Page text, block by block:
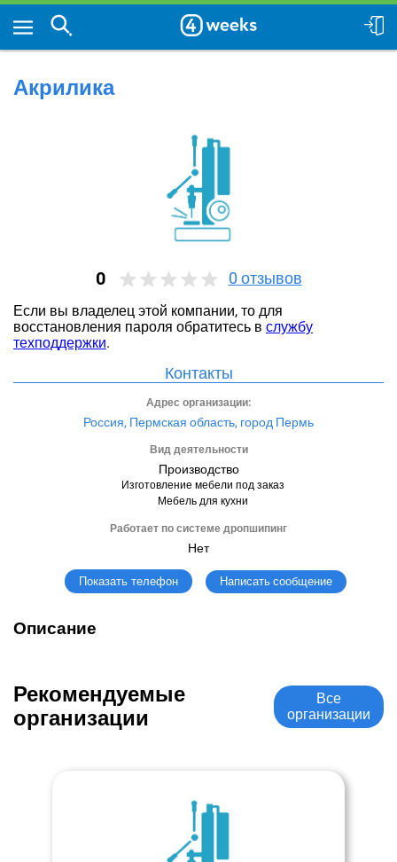
Акрилика
0 0 отзывов
Если вы владелец этой компании, то для
восстановления пароля обратитесь в службу
техподдержки.
Контакты
Адрес организации:
Россия, Пермская область, город Пермь
Вид деятельности
Производство
Изготовление мебели под заказ
Мебель для кухни
Работает по системе дропшипинг
Нет
Показать телефон Написать сообщение
Описание
Рекомендуемые
организации
Все
организации